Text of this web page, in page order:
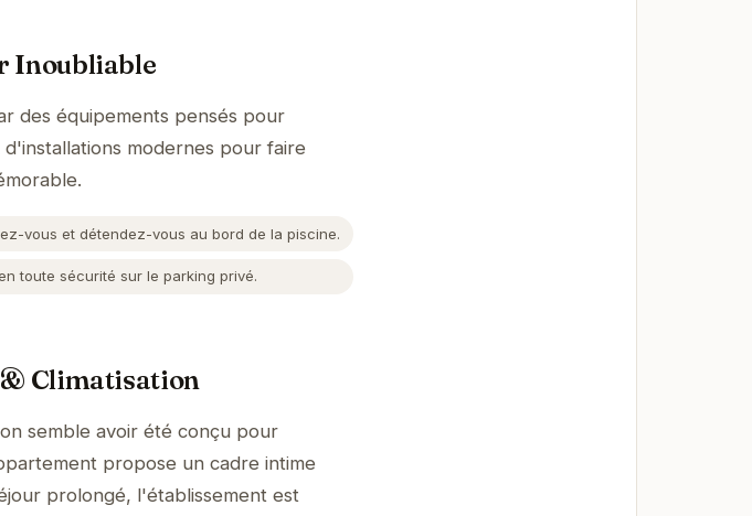
Inoubliable
des équipements pensés pour
modernes pour faire
vous et détendez-vous au bord de la piscine.
toute sécurité sur le parking privé.
& Climatisation
semble avoir été conçu pour
propose un cadre intime
prolongé, l'établissement est